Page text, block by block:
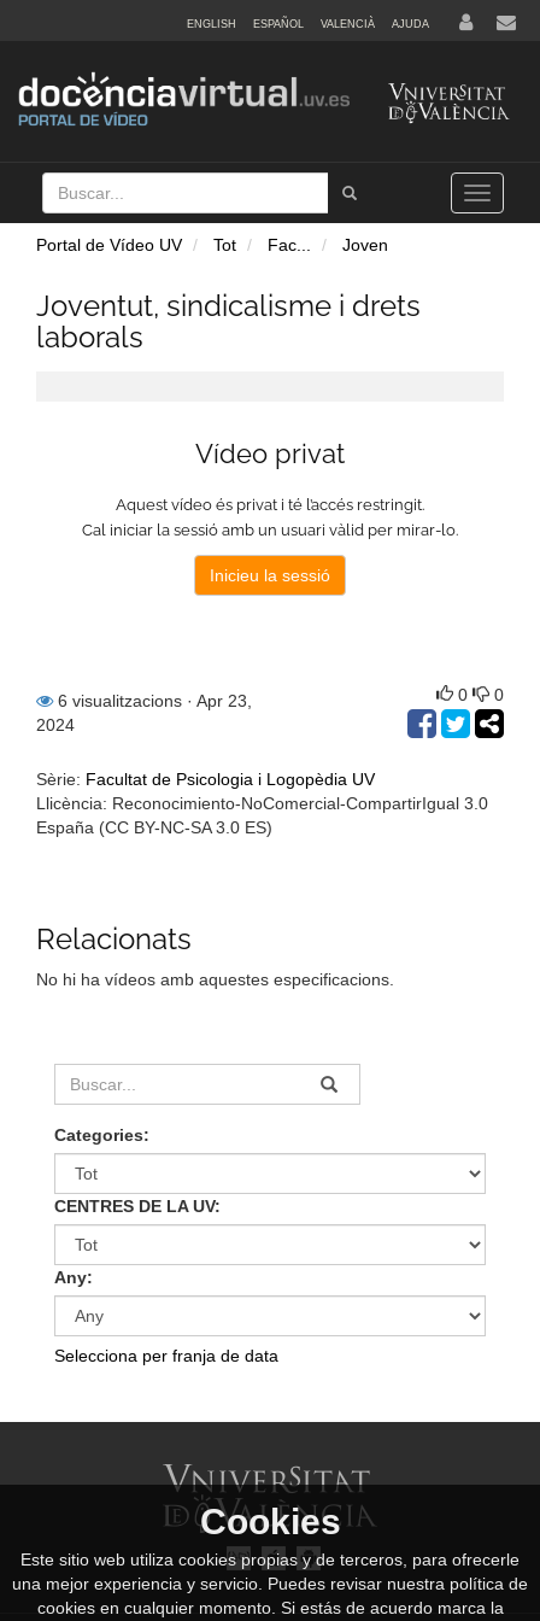
ENGLISH ESPAÑOL VALENCIÀ AJUDA
Buscar
Tramet
Toggle
navigation
Portal de Vídeo UV Tot Fac Joven
Joventut, sindicalisme i drets
laborals
6 visualitzacions · Apr 23,
2024
0 0
Sèrie: Facultat de Psicologia i Logopèdia UV
Llicència: Reconocimiento-NoComercial-CompartirIgual 3.0
España (CC BY-NC-SA 3.0 ES)
Relacionats
No hi ha vídeos amb aquestes especificacions.
Categories:
CENTRES DE LA UV:
Any:
Selecciona per franja de data
Cookies
Este sitio web utiliza cookies propias y de terceros, para ofrecerle
una mejor experiencia y servicio. Puedes revisar nuestra política de
cookies en cualquier momento. Si estás de acuerdo marca la